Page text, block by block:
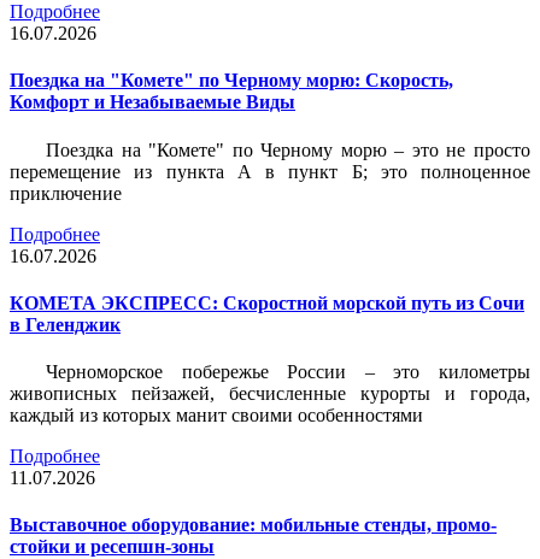
Подробнее
16.07.2026
Поездка на "Комете" по Черному морю: Скорость,
Комфорт и Незабываемые Виды
Поездка на "Комете" по Черному морю – это не просто
перемещение из пункта А в пункт Б; это полноценное
приключение
Подробнее
16.07.2026
КОМЕТА ЭКСПРЕСС: Скоростной морской путь из Сочи
в Геленджик
Черноморское побережье России – это километры
живописных пейзажей, бесчисленные курорты и города,
каждый из которых манит своими особенностями
Подробнее
11.07.2026
Выставочное оборудование: мобильные стенды, промо-
стойки и ресепшн-зоны